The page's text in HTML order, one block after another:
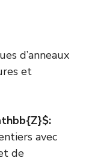
d’anneaux
et
avec
de